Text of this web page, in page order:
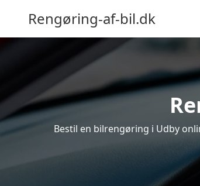
Rengøring-af-bil.dk
Bestil en bilrengøring i Udby